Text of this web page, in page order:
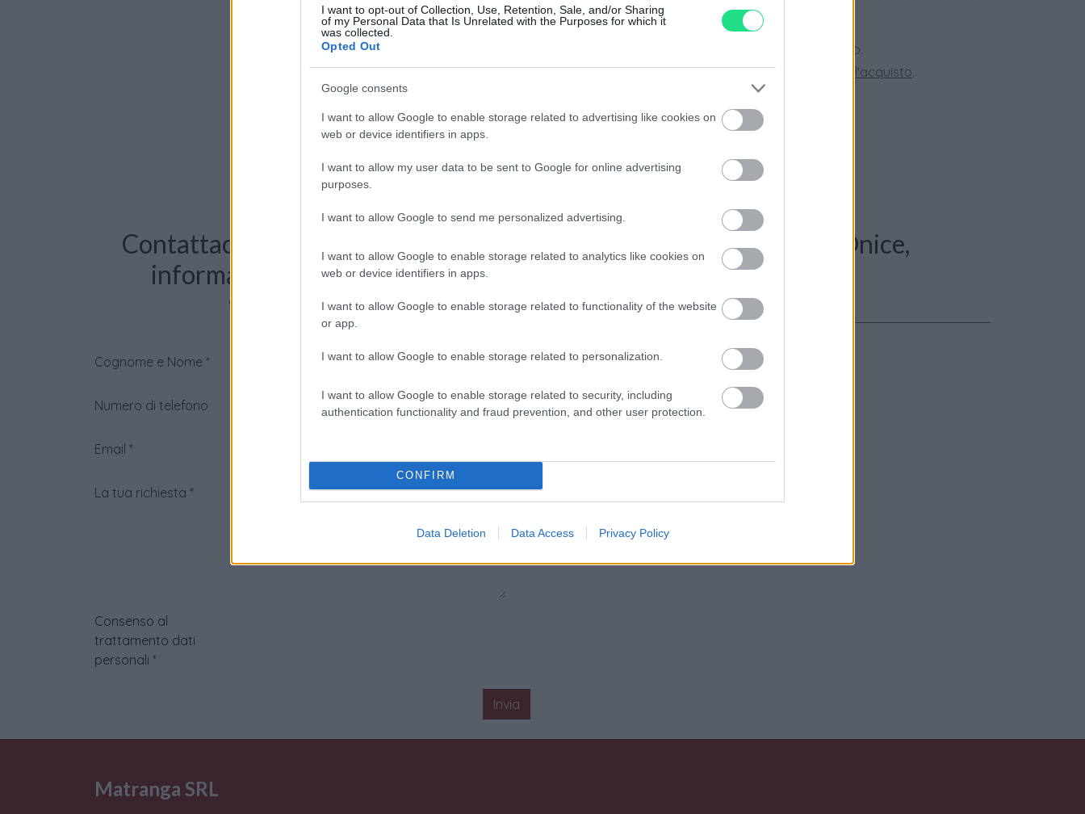
I want to opt-out of Collection, Use, Retention, Sale, and/or Sharing
of my Personal Data that Is Unrelated with the Purposes for which it
was collected.
Opted Out
Google consents
I want to allow Google to enable storage related to advertising like cookies on
web or device identifiers in apps.
I want to allow my user data to be sent to Google for online advertising
purposes.
I want to allow Google to send me personalized advertising.
I want to allow Google to enable storage related to analytics like cookies on
web or device identifiers in apps.
I want to allow Google to enable storage related to functionality of the website
or app.
I want to allow Google to enable storage related to personalization.
I want to allow Google to enable storage related to security, including
authentication functionality and fraud prevention, and other user protection.
CONFIRM
Data Deletion Data Access Privacy Policy
di assistenza.
Reso facile e gratuito
entro 28 giorni.
per ordini superiori a 150 euro.
Per maggiori dettagli consultate la nostra
Guida all'acquisto.
Contattaci per richiedere maggiori
informazioni o prenotare una
videochiamata:
Cognome e Nome *
Numero di telefono
Email *
La tua richiesta *
Consenso al
trattamento dati
personali *
Invia
Caratteristiche: Collana - Onice,
brillanti 0,60ct. oro 18kt.
Pietre:Onice
Matranga SRL